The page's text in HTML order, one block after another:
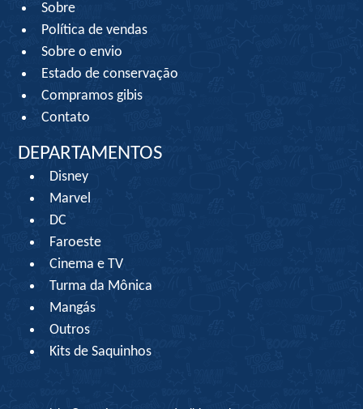
Sobre
Política de vendas
Sobre o envio
Estado de conservação
Compramos gibis
Contato
DEPARTAMENTOS
Disney
Marvel
DC
Faroeste
Cinema e TV
Turma da Mônica
Mangás
Outros
Kits de Saquinhos